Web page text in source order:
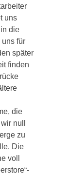
uns
die
uns für
später
finden
die
null
zu
Die
voll